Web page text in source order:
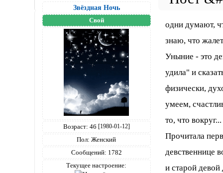
Звёздная Ночь
Свой
Возраст: 46 [1980-01-12]
Пол: Женский
Сообщений: 1782
Текущее настроение:
одни думают,
знаю, что
Уныние - это
удила" и
физически,
умеем,
то, что вокруг...
Прочитала
девственнице
и старой девой